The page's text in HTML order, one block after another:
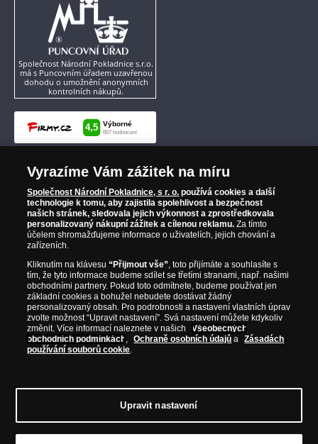
Společnost Národní Pokladnice s.r.o.
má s Puncovním úřadem uzavřenou
dohodu o umožnění anonymních
kontrolních nákupů.
Vyrazíme Vám zážitek na míru
Společnost Národní Pokladnice, s r. o. používá cookies a další
technologie k tomu, aby zajistila spolehlivost a bezpečnost
našich stránek, sledovala jejich výkonnost a zprostředkovala
personalizovaný nákupní zážitek a cílenou reklamu. Za tímto
účelem shromažďujeme informace o uživatelích, jejich chování a
zařízeních.
Kliknutím na klávesu“Přijmout vše”, toto přijímáte a souhlasíte s
tím, že tyto informace budeme sdílet se třetími stranami, např. našimi
obchodními partnery. Pokud toto odmítnete, budeme používat jen
základní cookies a bohužel nebudete dostávat žádný
personalizovaný obsah. Pro podrobnosti a nastavení vlastních úprav
zvolte možnost “Upravit nastavení”. Svá nastavení můžete kdykoliv
změnit. Více informací naleznete v našich
Všeobecných
obchodních podmínkách , Ochraně osobních údajů a
Zásadách
používání souborů cookie.
Upravit nastavení